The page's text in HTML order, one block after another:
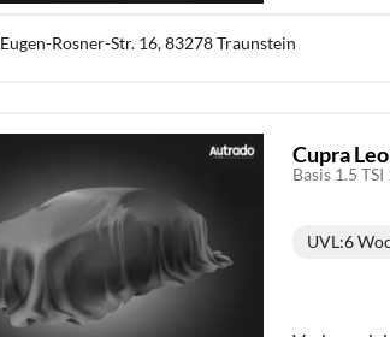
Eugen-Rosner-Str. 16,83278 Traunstein
Cupra
Basis 1.5
UVL:6